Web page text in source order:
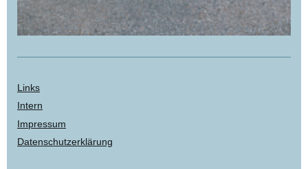
Links
Intern
Impressum
Datenschutzerklärung